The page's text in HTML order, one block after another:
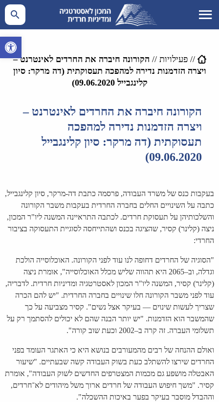
פתח
//פעילויות // הקורונה חיברה את החרדים לאינטרנט –
ויצרה הזדמנות נדירה למהפכה תעסוקתית (דה מרקר: סיון
קלינגבייל 09.06.2020)
הקורונה חיברה את החרדים לאינטרנט –
ויצרה הזדמנות נדירה למהפכה
תעסוקתית (דה מרקר: סיון קלינגבייל
09.06.2020)
בעקבות כנס של משרד העבודה, פרסמה כתבת דה-מרקר, סיון קלינגבייל,
כתבה על השינויים החלים בחברה החרדית בעקבות משבר הקורונה
והשלכותיהן על תעסוקת חרדים. לכתבה התראיינה המשנה ליו"ר המכון,
ניצה (קלינר) קסיר, שהציגה בכנס ושהתייחסה לסוגיית התעסוקה בציבור
החרדי:
"הסוגיה של החרדים דחופה לנו עוד לפני הקורונה. האוכלוסייה הולכת
וגדלה, וב–2065 היא תהווה שליש מכלל האוכלוסייה", אומרת ניצה
(קלינר) קסיר, המשנה ליו"ר המכון לאסטרטגיה ומדיניות חרדית. לדבריה,
עוד לפני משבר הקורונה חלו שינויים בחברה החרדית. "יש להם הכרה
שצריך לעשות שינוים — בעיקר אצל נשים". קסיר מצביעה על כך
שהמשבר הוא הזדמנות. "יש יותר הבנה שהם לא יכולים להסתמך רק על
תשלומי העברה. זה קרה ב–2002 וכעת שוב קורה".
ואולם ההנחה של רבים מהמעורבים בנושא היא כי האתגר העומד בפני
החרדים שירצו להשתלב כעת בשוק העבודה קשה שבעתיים. "שיעור
האבטלה מושפע גם מכמות המצטרפים החדשים לשוק העבודה", אומרת
קסיר. "משך חיפוש העבודה של חרדים ארוך משל מיהודים לא־חרדים,
וההבדל מוסבר בעיקר בפער באיכות ההשכלה".